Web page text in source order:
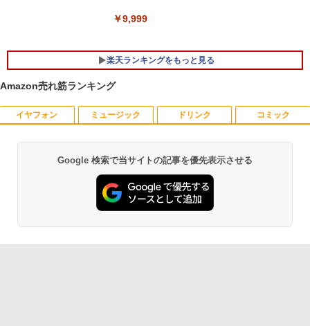
￥9,999
楽天ランキングをもっと見る
1
ゾンビのあふれた世界で俺だけが襲われ
￥1,155
Amazon売れ筋ランキング
イヤフォン
Anker Soundcore P40i オフホワイト
￥7,990
ミュージック
BRUCE WAYNE feat. Flo Milli, ATL Jacob
[Explicit]
￥250
ドリンク
【Amazon.co.jp限定】 い・ろ・は・す 2L P
ET ラベルレス ×8本
￥1,112
コミック
薬屋のひとりごと 17巻 (デジタル版ビッグガ
ンガンコミックス)
￥770
Google 検索で当サイトの記事を優先表示させる